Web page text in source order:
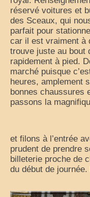
je loue
park4night
Aires de
Villages de
loisirs
le site du
élevage de
réservé voitures et
des Sceaux, qui
parfait pour
car il est vraiment à
trouve juste au bout
rapidement à pied.
marché puisque
heures, amplement
bonnes chaussures
passons la
et filons à l’entrée
prudent de prendre
billeterie proche de
du début de